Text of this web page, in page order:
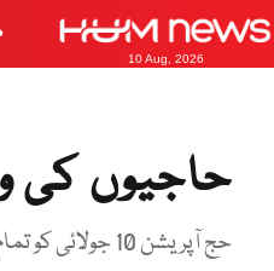
10 Aug, 2026
حاجیوں کی
حج آپریشن 10 جولائی کو تمام حاجیوں کی وطن واپسی پر مکمل ہو گا